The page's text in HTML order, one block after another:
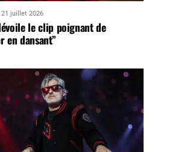
21 juillet 2026
le clip poignant de
en dansant”